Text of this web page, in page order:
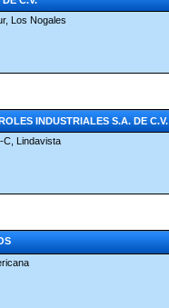
Los Nogales
INDUSTRIALES S.A. DE C.V.
C, Lindavista